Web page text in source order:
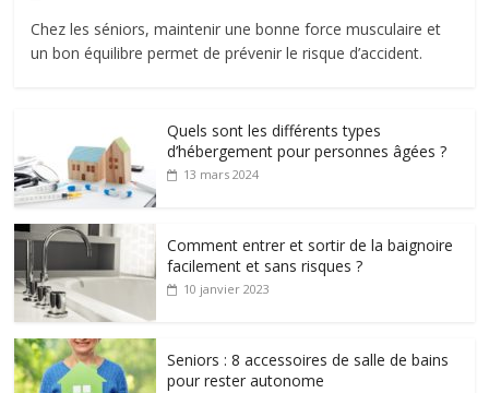
Chez les séniors, maintenir une bonne force musculaire et
un bon équilibre permet de prévenir le risque d’accident.
Quels sont les différents types
d’hébergement pour personnes âgées ?
13 mars 2024
Comment entrer et sortir de la baignoire
facilement et sans risques ?
10 janvier 2023
Seniors : 8 accessoires de salle de bains
pour rester autonome